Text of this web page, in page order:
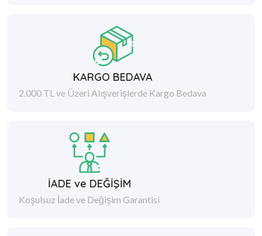
KARGO BEDAVA
2.000 TL ve Üzeri Alışverişlerde Kargo Bedava
İADE ve DEĞİŞİM
Koşulsuz İade ve Değişim Garantisi